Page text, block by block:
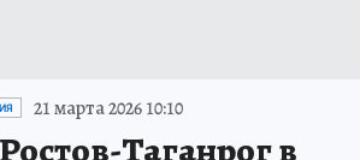
21 марта 2026 10:10
Таганрог в